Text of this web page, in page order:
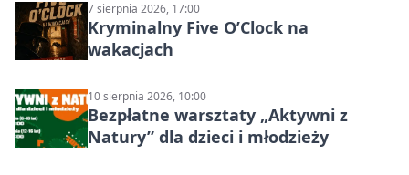
7 sierpnia 2026, 17:00
Kryminalny Five O’Clock na
wakacjach
10 sierpnia 2026, 10:00
Bezpłatne warsztaty „Aktywni z
Natury” dla dzieci i młodzieży